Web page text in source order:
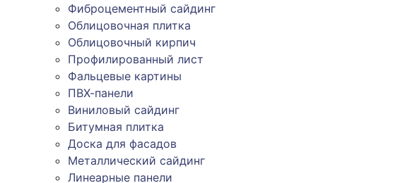
Фиброцементный сайдинг
Облицовочная плитка
Облицовочный кирпич
Профилированный лист
Фальцевые картины
ПВХ-панели
Виниловый сайдинг
Битумная плитка
Доска для фасадов
Металлический сайдинг
Линеарные панели